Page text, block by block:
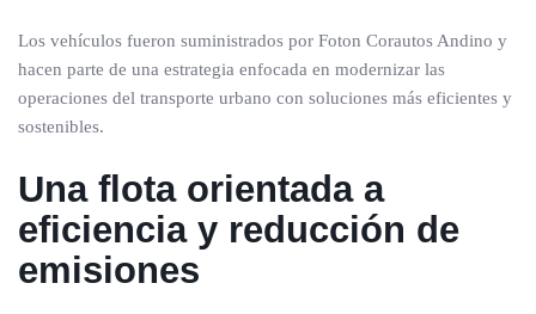
Los vehículos fueron suministrados por Foton Corautos Andino y
hacen parte de una estrategia enfocada en modernizar las
operaciones del transporte urbano con soluciones más eficientes y
sostenibles.
Una flota orientada a
eficiencia y reducción de
emisiones